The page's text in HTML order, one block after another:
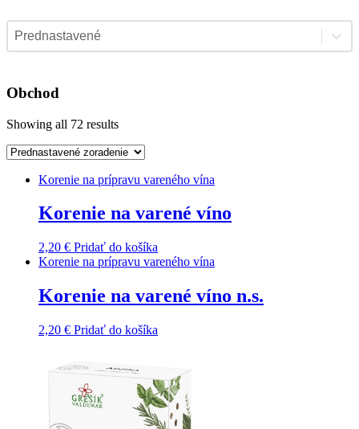
Triedenie
Obchod
Showing all 72 results
Korenie na prípravu vareného vína
Korenie na varené víno
2,20 € Pridať do košíka
Korenie na prípravu vareného vína
Korenie na varené víno n.s.
2,20 € Pridať do košíka